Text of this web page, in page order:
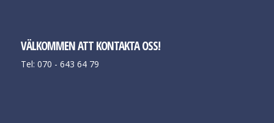
VÄLKOMMEN ATT KONTAKTA OSS!
Tel: 070 - 643 64 79